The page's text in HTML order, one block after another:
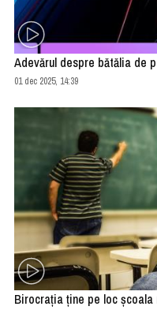
Adevărul despre bătălia de
01 dec 2025, 14:39
Birocraţia ţine pe loc şcoala